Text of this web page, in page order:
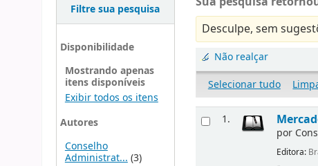
Filtre sua pesquisa
Disponibilidade
Mostrando apenas
itens disponíveis
Exibir todos os itens
Autores
Conselho
Administrat...(3)
Desculpe, sem
Não realçar
Selecionar tudo
1.
por
Editora: